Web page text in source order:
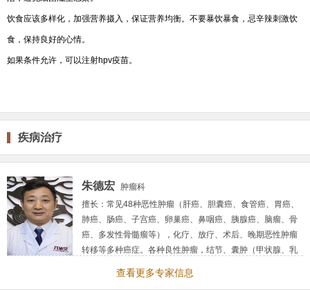
饮食应该多样化，加强营养摄入，保证营养均衡。不要暴饮暴食，忌辛辣刺激饮
食，保持良好的心情。
如果条件允许，可以注射hpv疫苗。
疾病治疗
朱德宏
肿瘤科
擅长： 常见48种恶性肿瘤（肝癌、胆囊癌、食管癌、胃癌、
肺癌、肠癌、子宫癌、卵巢癌、鼻咽癌、胰腺癌、脑瘤、骨
癌、多发性骨髓瘤等），化疗、放疗、术后、晚期恶性肿瘤
转移等多种癌症。各种良性肿瘤，结节、囊肿（甲状腺、乳
囊、食管、胃、肠道、肛门等），肝硬化腹水、肾病尿毒症
查看更多专家信息